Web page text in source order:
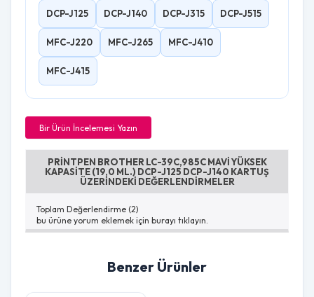
DCP-J125 DCP-J140 DCP-J315 DCP-J515
MFC-J220 MFC-J265 MFC-J410
MFC-J415
Bir Ürün İncelemesi Yazın
PRINTPEN BROTHER LC-39C,985C MAVI YÜKSEK
KAPASITE (19,0 ML.) DCP-J125 DCP-J140 KARTUŞ
ÜZERINDEKI DEĞERLENDIRMELER
Toplam Değerlendirme (2)
bu ürüne yorum eklemek için burayı tıklayın.
Benzer Ürünler